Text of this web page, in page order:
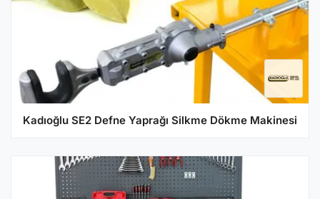
Kadıoğlu SE2 Defne Yaprağı Silkme Dökme Makinesi